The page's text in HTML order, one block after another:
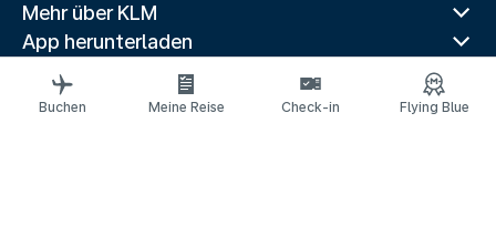
Mehr über KLM
App herunterladen
Verwandte Websites
Reiseführer
Buchen Meine Reise Check-in Flying Blue